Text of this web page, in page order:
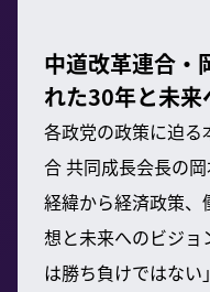
中道改革連合・
れた30年と未来
各政党の政策に迫る
合 共同成長会長の
経緯から経済政策、
想と未来へのビジ
は勝ち負けではな